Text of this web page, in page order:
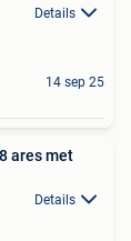
Details
14 sep 25
ares met
Details